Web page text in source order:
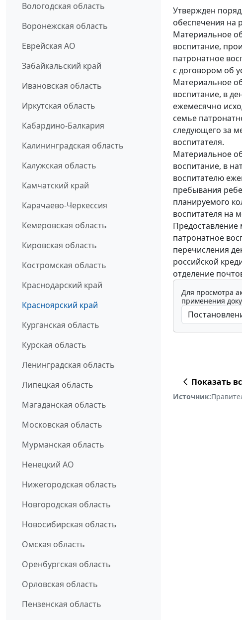
Вологодская область
Воронежская область
Еврейская АО
Забайкальский край
Ивановская область
Иркутская область
Кабардино-Балкария
Калининградская область
Калужская область
Камчатский край
Карачаево-Черкессия
Кемеровская область
Кировская область
Костромская область
Краснодарский край
Красноярский край
Курганская область
Курская область
Ленинградская область
Липецкая область
Магаданская область
Московская область
Мурманская область
Ненецкий АО
Нижегородская область
Новгородская область
Новосибирская область
Омская область
Оренбургская область
Орловская область
Пензенская область
Утвержден
обеспечения на
Материальное
воспитание,
патронатное
с договором об
Материальное
воспитание, в
ежемесячно
семье
следующего за
воспитателя.
Материальное
воспитание, в
воспитателю
пребывания
планируемого
воспитателя на
Предоставление
патронатное
перечисления
российской
отделение
Для просмотра
применения
Показать
Источник: